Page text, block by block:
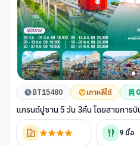
BT15480 เกาหลีใต้
แกรนด์ปูซาน 5 วัน 3คืน โดยสา
9 มื้อ